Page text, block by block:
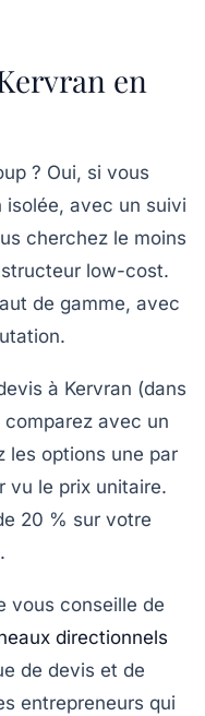
en
? Oui, si vous
isolée, avec un suivi
cherchez le moins
low-cost.
de gamme, avec
à Kervran (dans
avec un
les options une par
vu le prix unitaire.
20 % sur votre
vous conseille de
directionnels
de devis et de
entrepreneurs qui